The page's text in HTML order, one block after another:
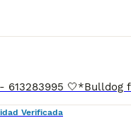
Verificada